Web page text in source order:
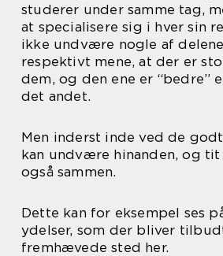
studerer under samme tag,
at specialisere sig i hver sin
ikke undvære nogle af
respektivt mene, at der er
dem, og den ene er “bedre”
det andet.
Men inderst inde ved de
kan undvære hinanden, og tit
også sammen.
Dette kan for eksempel ses
ydelser, som der bliver
fremhævede sted her.